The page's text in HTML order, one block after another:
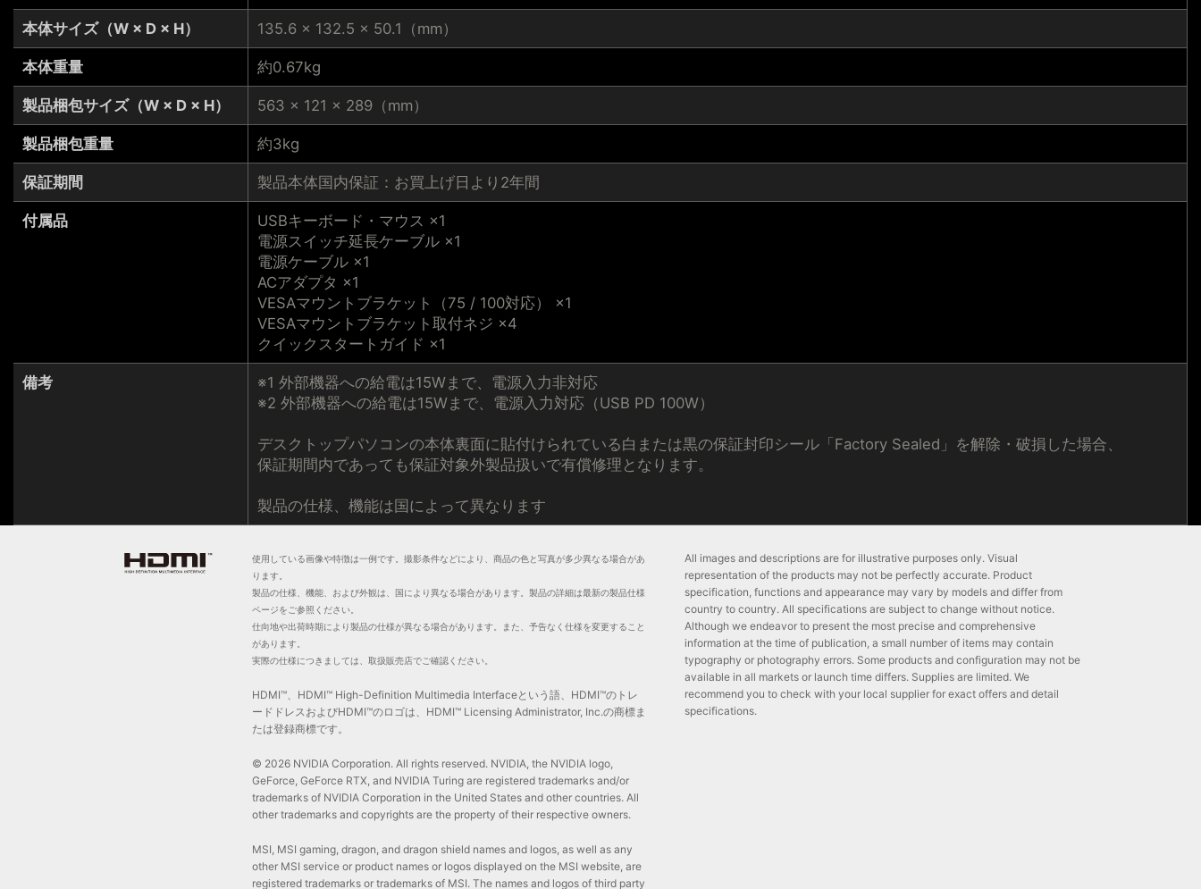
本体サイズ（W × D × H）
本体重量
製品梱包サイズ（W × D × H）
製品梱包重量
保証期間
付属品
備考
135.6 × 132.5 × 50.1（mm）
約0.67kg
563 × 121 × 289（mm）
約3kg
製品本体国内保証：お買上げ日より2年間
USBキーボード・マウス ×1
電源スイッチ延長ケーブル ×1
電源ケーブル ×1
ACアダプタ ×1
VESAマウントブラケット（75 / 100対応） ×1
VESAマウントブラケット取付ネジ ×4
クイックスタートガイド ×1
※1 外部機器への給電は15Wまで、電源入力非対応
※2 外部機器への給電は15Wまで、電源入力対応（USB PD 100W）
デスクトップパソコンの本体裏面に貼付けられている白または黒の保証封印シール「Factory Sealed」を解除・破損した場合、
保証期間内であっても保証対象外製品扱いで有償修理となります。
製品の仕様、機能は国によって異なります
使用している画像や特徴は一例です。撮影条件などにより、商品の色と写真が多少異なる場合があ
ります。
製品の仕様、機能、および外観は、国により異なる場合があります。製品の詳細は最新の製品仕様
ページをご参照ください。
仕向地や出荷時期により製品の仕様が異なる場合があります。また、予告なく仕様を変更すること
があります。
実際の仕様につきましては、取扱販売店でご確認ください。
HDMI™、HDMI™ High-Definition Multimedia Interfaceという語、HDMI™のトレ
ードドレスおよびHDMI™のロゴは、HDMI™ Licensing Administrator, Inc.の商標ま
たは登録商標です。
© 2026 NVIDIA Corporation. All rights reserved. NVIDIA, the NVIDIA logo,
GeForce, GeForce RTX, and NVIDIA Turing are registered trademarks and/or
trademarks of NVIDIA Corporation in the United States and other countries. All
other trademarks and copyrights are the property of their respective owners.
MSI, MSI gaming, dragon, and dragon shield names and logos, as well as any
other MSI service or product names or logos displayed on the MSI website, are
registered trademarks or trademarks of MSI. The names and logos of third party
All images and descriptions are for illustrative purposes only. Visual
representation of the products may not be perfectly accurate. Product
specification, functions and appearance may vary by models and differ from
country to country. All specifications are subject to change without notice.
Although we endeavor to present the most precise and comprehensive
information at the time of publication, a small number of items may contain
typography or photography errors. Some products and configuration may not be
available in all markets or launch time differs. Supplies are limited. We
recommend you to check with your local supplier for exact offers and detail
specifications.